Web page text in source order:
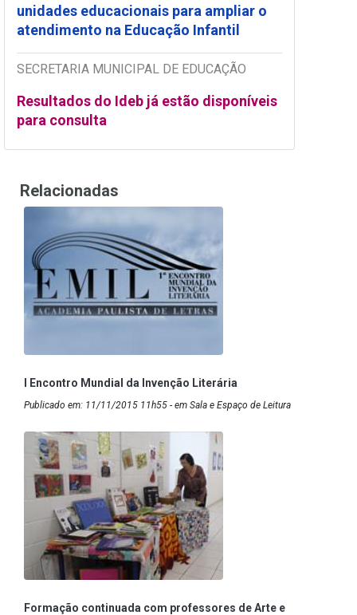
unidades educacionais para ampliar o
atendimento na Educação Infantil
SECRETARIA MUNICIPAL DE EDUCAÇÃO
Resultados do Ideb já estão disponíveis
para consulta
Relacionadas
I Encontro Mundial da Invenção Literária
Publicado em: 11/11/2015 11h55 - em Sala e Espaço de Leitura
Formação continuada com professores de Arte e